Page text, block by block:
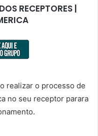
RECEPTORES |
realizar o processo de
no seu receptor parara